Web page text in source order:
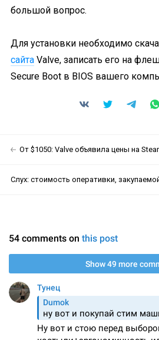
большой вопрос.
Для установки необходимо
сайта Valve, записать его на
Secure Boot в BIOS вашего
От $1050: Valve объявила цены на
Слух: стоимость оперативки, закупаемой